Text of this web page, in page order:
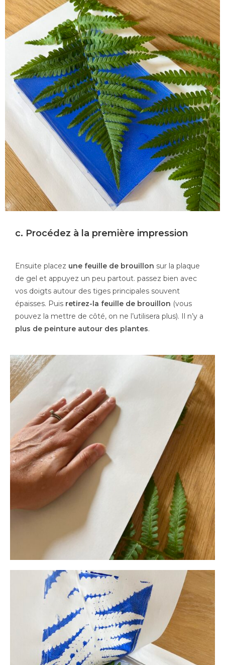
c. Procédez à la première impression
Ensuite placez une feuille de brouillon sur la plaque
de gel et appuyez un peu partout. passez bien avec
vos doigts autour des tiges principales souvent
épaisses. Puis retirez-la feuille de brouillon (vous
pouvez la mettre de côté, on ne l’utilisera plus). Il n’y a
plus de peinture autour des plantes.